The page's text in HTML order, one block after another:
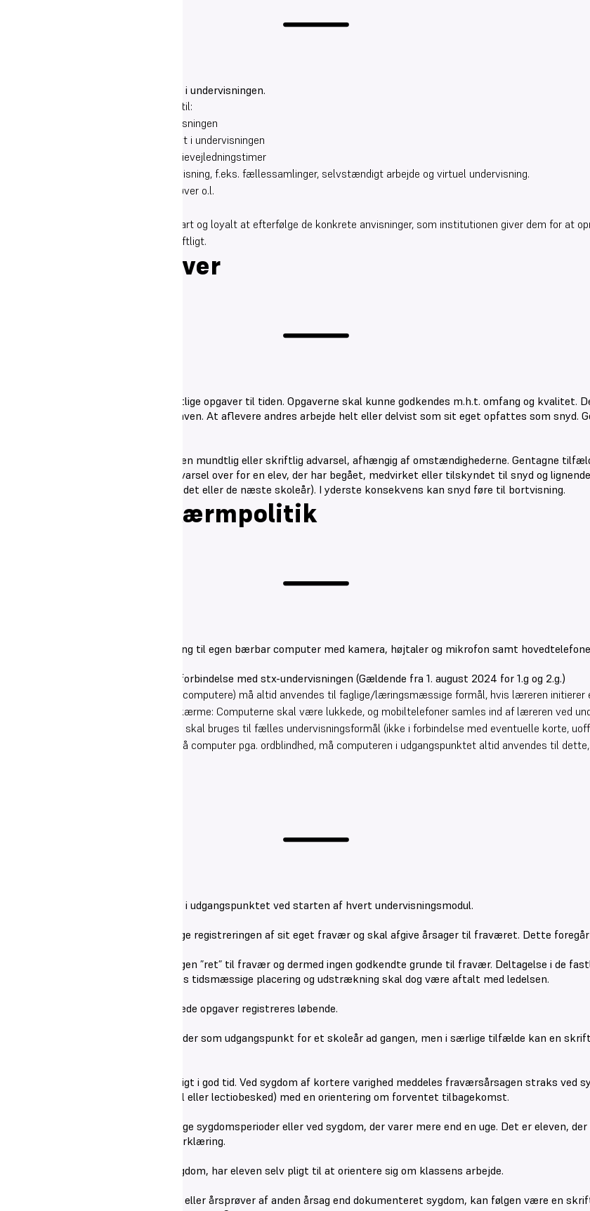
Eleverne har pligt til at deltage aktivt i undervisningen.
Det vil sige, at eleverne har pligt til:
At møde velforberedte til undervisningen
At deltage opmærksomt og aktivt i undervisningen
At deltage i fællestimer og i studievejledningstimer
At deltage i anden omlagt undervisning, f.eks. fællessamlinger, selvstændigt arbejde og virtuel undervisning.
At deltage i årsprøver, terminsprøver o.l.
Generelt har eleverne pligt til umiddelbart og loyalt at efterfølge de konkrete anvisninger, som institutionen giver dem for at
anvisningerne gives mundtligt eller skriftligt.
Skriftlige opgaver
Eleverne har pligt til at aflevere skriftlige opgaver til tiden. Opgaverne skal kunne godkendes m.h.t. omfang og kvalitet.
eleven skal selv have udarbejdet opgaven. At aflevere andres arbejde helt eller delvist som sit eget opfattes som
Snyd med skriftlige opgaver kan give en mundtlig eller skriftlig advarsel, afhængig af omstændighederne. Gentagne
eksamen i det pågældende fag. En advarsel over for en elev, der har begået, medvirket eller tilskyndet til snyd og
gymnasieforløb (dvs. blive overført til det eller de næste skoleår). I yderste konsekvens kan snyd føre til bortvisning.
It-udstyr og skærmpolitik
Det er elevernes ansvar at have adgang til egen bærbar computer med kamera, højtaler og mikrofon samt
Rammer for brug af digitale devices i forbindelse med stx-undervisningen (Gældende fra 1. august 2024 for 1.g og 2.g.)
Skærme (mobiltelefoner og/eller computere) må altid anvendes til faglige/læringsmæssige formål, hvis læreren initierer
Undervisningen begynder uden skærme: Computerne skal være lukkede, og mobiltelefoner samles ind af læreren ved
modulets afslutning, eller hvis de skal bruges til fælles undervisningsformål (ikke i forbindelse med eventuelle korte,
*Såfremt en elev bruger hjælpemidler på computer pga. ordblindhed, må computeren i udgangspunktet altid anvendes til
Elevernes tilstedeværelse registreres i udgangspunktet ved starten af hvert undervisningsmodul.
Den enkelte elev har adgang til at følge registreringen af sit eget fravær og skal afgive årsager til fraværet. Dette
Der er i de gymnasiale uddannelser ingen ”ret” til fravær og dermed ingen godkendte grunde til fravær. Deltagelse i de
registreres ikke som fravær. Mødernes tidsmæssige placering og udstrækning skal dog være aftalt med ledelsen.
Manglende eller ikke rettidigt afleverede opgaver registreres løbende.
Registreringen af en elevs fravær gælder som udgangspunkt for et skoleår ad gangen, men i særlige tilfælde kan en
Planlagt fravær skal meddeles skriftligt i god tid. Ved sygdom af kortere varighed meddeles fraværsårsagen straks ved
uge) meddeles skolens kontor (fx mail eller lectiobesked) med en orientering om forventet tilbagekomst.
Lægeerklæring kan kræves ved hyppige sygdomsperioder eller ved sygdom, der varer mere end en uge. Det er eleven,
skolen sig ret til at bede om en lægeerklæring.
Hvis en elev er fraværende fx pga. sygdom, har eleven selv pligt til at orientere sig om klassens arbejde.
Hvis man udebliver fra terminsprøver eller årsprøver af anden årsag end dokumenteret sygdom, kan følgen være en